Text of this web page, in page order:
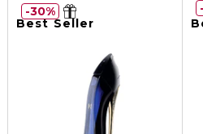
Best Seller
30%